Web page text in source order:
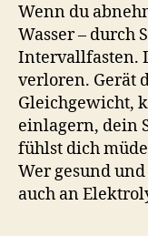
Wenn du
Wasser – durch
Intervallfasten.
verloren. Gerät
Gleichgewicht,
einlagern, dein
fühlst dich
Wer gesund
auch an